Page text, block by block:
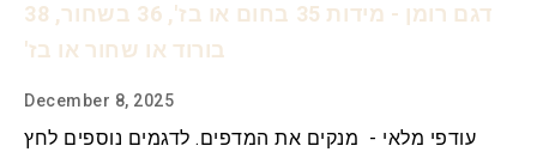
דגם רומן - מידות 35 בחום או בז', 36 בשחור, 38
בורוד או שחור או בז'
December 8, 2025
עודפי מלאי - מנקים את המדפים. לדגמים נוספים לחץ